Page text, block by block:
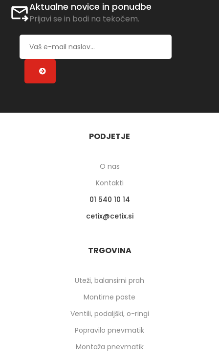
Aktualne novice in ponudbe
Prijavi se in bodi na tekočem.
PODJETJE
O nas
Kontakti
01 540 10 14
cetix
cetix.si
TRGOVINA
Uteži, balansirni prah
Montirne paste
Ventili, podaljški, o-ringi
Popravilo pnevmatik
Montaža pnevmatik